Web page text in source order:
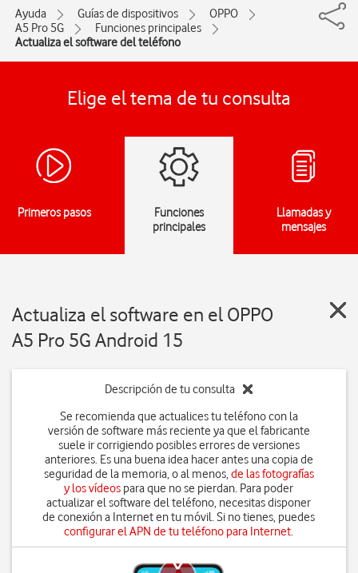
Ayuda Guías de dispositivos
OPPO
A5 Pro 5G
Funciones principales
Actualiza el software del teléfono
Elige el tema de tu consulta
Primeros pasos
Funciones
principales
Llamadas y
mensajes
Actualiza el software en el OPPO
A5 Pro 5G Android 15
Descripción de tu consulta
Se recomienda que actualices tu teléfono con la
versión de software más reciente ya que el fabricante
suele ir corrigiendo posibles errores de versiones
anteriores. Es una buena idea hacer antes una copia de
seguridad de la memoria, o al menos,de las fotografías
y los vídeos para que no se pierdan. Para poder
actualizar el software del teléfono, necesitas disponer
de conexión a Internet en tu móvil. Si no tienes, puedes
configurar el APN de tu teléfono para Internet.